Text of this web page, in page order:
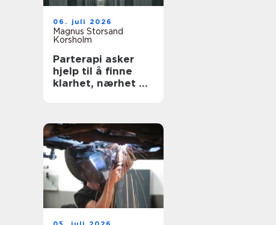
06. juli 2026
Magnus Storsand
Korsholm
Parterapi asker
hjelp til å finne
klarhet, nærhet og